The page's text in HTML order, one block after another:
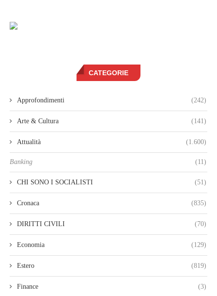
CATEGORIE
Approfondimenti (242)
Arte & Cultura (141)
Attualità (1.600)
Banking (11)
CHI SONO I SOCIALISTI (51)
Cronaca (835)
DIRITTI CIVILI (70)
Economia (129)
Estero (819)
Finance (3)